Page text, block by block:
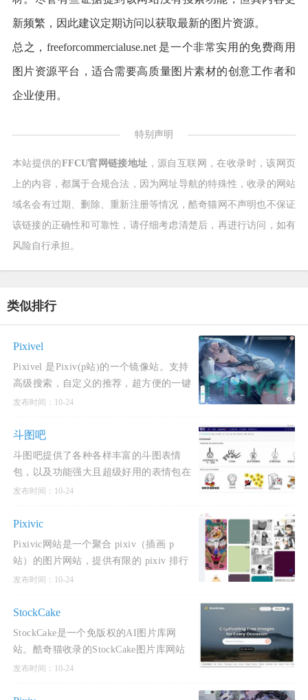
新频繁，因此建议定期访问以获取最新的图片资源。
总之，freeforcommercialuse.net 是一个非常实用的免费商用
图片资源平台，适合需要高质量图片素材的创意工作者和
企业使用。
特别声明
本站提供的FFCU官网链接地址 ，源自互联网，在收录时，该网页
上的内容，都属于合规合法，因为网址导航的特殊性，收录的网站
域名会有过期、删除、重新注册等情况，酷奇猫网不声明也不保证
该链接的正确性和可靠性，请仔细考虑清楚后，再进行访问，如有
风险自行承担。
类似排行
Pixivel
Pixivel 是Pixiv(p站)的一个镜像站。支持
高级搜索，自定义的推荐，超方便的一键
下载图片！还支持登录收藏和关注插画
奇猫网分享的Pixivel网站，可
发布时间：10-24
斗图吧
斗图吧提供了各种各样丰富的斗图表情
包，以及功能强大且超级好用的表情包在
线制作器和GIF动图制作工具，你可以在
包。斗图吧是一个专注于
发布时间：10-24
Pixivic
Pixivic网站是一个聚合 pixiv（插画 p
站）的图片网站，提供有限的 pixiv 排行
查看与免费高级会员 (热门排序) 搜索的站
容，符合社会主义核心
发布时间：10-24
StockCake
StockCake是一个免版权的AI图片库网
站。酷奇猫收录的StockCake图片库网站
内图片全部由AI生成，免版权可商用，无
发布时间：10-24